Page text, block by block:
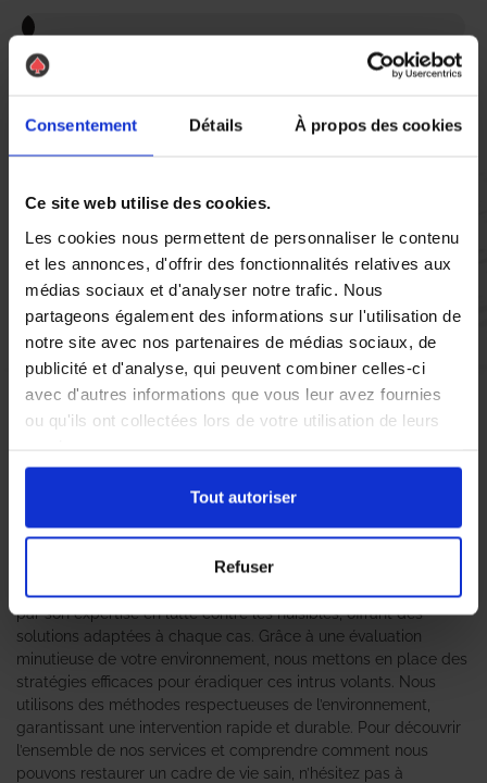
Consentement Détails À propos des cookies
Ce site web utilise des cookies.
Les cookies nous permettent de personnaliser le contenu
et les annonces, d'offrir des fonctionnalités relatives aux
médias sociaux et d'analyser notre trafic. Nous
partageons également des informations sur l'utilisation de
notre site avec nos partenaires de médias sociaux, de
publicité et d'analyse, qui peuvent combiner celles-ci
avec d'autres informations que vous leur avez fournies
ou qu'ils ont collectées lors de votre utilisation de leurs
Tout autoriser
Refuser
Vous réglez votre intervention par carte bancaire ou par
Vous évaluez la prestation
Vous recevez une demande d’évaluation de votre expérience
avec l’équipe AS DE PIC.
Nous avons pensé à tout
À Saran, la prolifération despigeonset autres
peut rapidement devenir un problème préoccupant, tant sur le
plan esthétique que sanitaire. Pour remédier à cette situation, il
est essentiel de faire appel à desprofessionnels en
dépigeonnage
par son expertise en lutte contre les nuisibles, offrant des
solutions adaptées à chaque cas. Grâce à une évaluation
minutieuse de votre environnement, nous mettons en place des
stratégies efficaces pour éradiquer ces intrus volants. Nous
utilisons des méthodes respectueuses de l’environnement,
garantissant une intervention rapide et durable. Pour découvrir
l’ensemble de nos services et comprendre comment nous
pouvons restaurer un cadre de vie sain, n’hésitez pas à